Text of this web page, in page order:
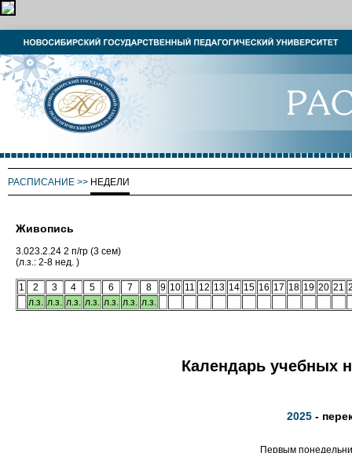
РАСПИСАНИЕ >> НЕДЕЛИ
Живопись
3.023.2.24 2 п/гр (3 сем)
(л.з.: 2-8 нед. )
1 2 3 4 5 6 7 8 9 10 11 12 13 14 15 16 17 18 19 20 21
л.з. л.з. л.з. л.з. л.з. л.з. л.з.
Календарь учебных
2025 -
Первым